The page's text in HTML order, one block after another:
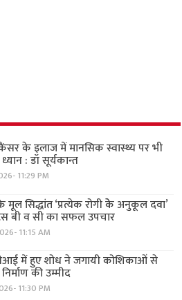
के इलाज में मानसिक स्वास्थ्य पर भी
: डॉ सूर्यकान्त
11:29 PM
मूल सिद्धांत ‘प्रत्येक रोगी केे अनुकूल दवा’
बी व सी का सफल उपचार
11:15 AM
में हुए शोध ने जगायी कोशिकाओं से
की उम्मीद
11:30 PM